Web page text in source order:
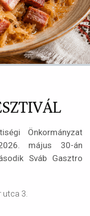
Önkormányzat
május 30-án
Sváb Gasztro
utca 3.